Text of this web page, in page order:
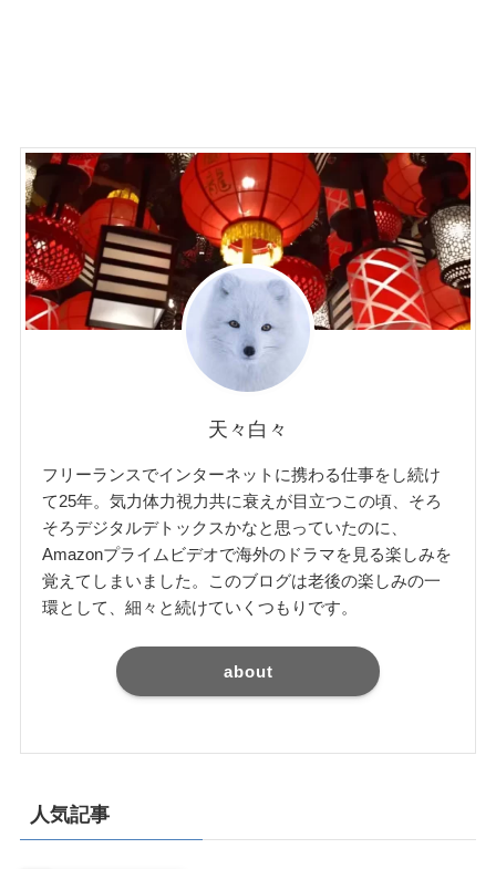
天々白々
フリーランスでインターネットに携わる仕事をし続け
て25年。気力体力視力共に衰えが目立つこの頃、そろ
そろデジタルデトックスかなと思っていたのに、
Amazonプライムビデオで海外のドラマを見る楽しみを
覚えてしまいました。このブログは老後の楽しみの一
環として、細々と続けていくつもりです。
about
人気記事